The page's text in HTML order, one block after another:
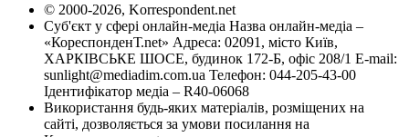
© 2000-2026, Korrespondent.net
Суб'єкт у сфері онлайн-медіа Назва онлайн-медіа –
«КореспонденТ.net» Адреса: 02091, місто Київ,
ХАРКІВСЬКЕ ШОСЕ, будинок 172-Б, офіс 208/1 E-mail:
sunlight@mediadim.com.ua Телефон: 044-205-43-00
Ідентифікатор медіа – R40-06068
Використання будь-яких матеріалів, розміщених на
сайті, дозволяється за умови посилання на